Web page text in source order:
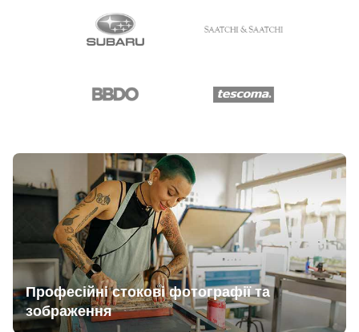
Професійні стокові фотографії та
зображення